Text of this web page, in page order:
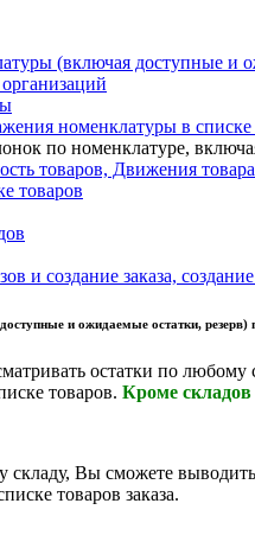
(включая доступные и
номенклатуры в списке
по номенклатуре,
товаров, Движения
товаров
и создание заказа,
и ожидаемые остатки,
остатки по
товаров. Кроме
складу, Вы сможете
товаров заказа.